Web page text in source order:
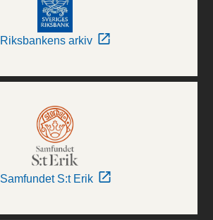
Riksbankens arkiv
Samfundet S:t Erik